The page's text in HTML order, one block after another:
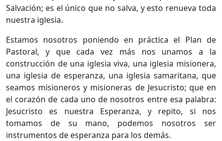
Salvación; es el único que no salva, y esto renueva toda
nuestra iglesia.
Estamos nosotros poniendo en práctica el Plan de
Pastoral, y que cada vez más nos unamos a la
construcción de una iglesia viva, una iglesia misionera,
una iglesia de esperanza, una iglesia samaritana, que
seamos misioneros y misioneras de Jesucristo; que en
el corazón de cada uno de nosotros entre esa palabra:
Jesucristo es nuestra Esperanza, y repito, si nos
tomamos de su mano, podemos nosotros ser
instrumentos de esperanza para los demás.